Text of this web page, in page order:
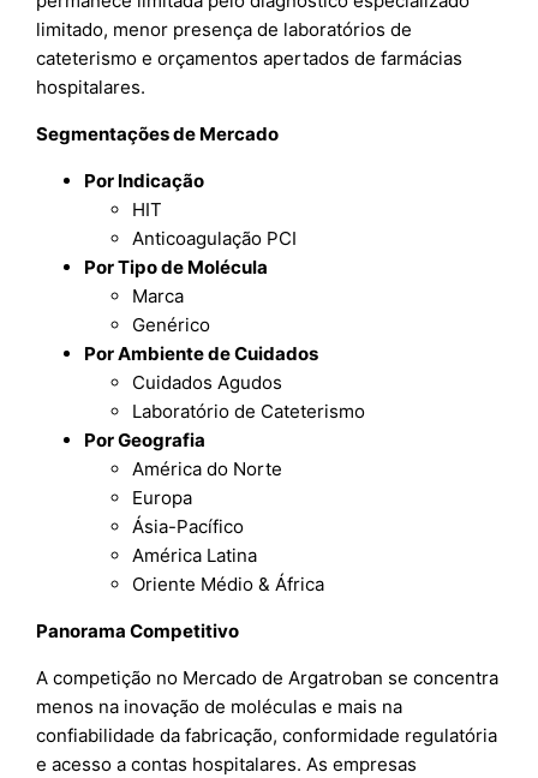
limitado, menor presença de laboratórios de
cateterismo e orçamentos apertados de farmácias
hospitalares.
Segmentações de Mercado
Por Indicação
HIT
Anticoagulação PCI
Por Tipo de Molécula
Marca
Genérico
Por Ambiente de Cuidados
Cuidados Agudos
Laboratório de Cateterismo
Por Geografia
América do Norte
Europa
Ásia-Pacífico
América Latina
Oriente Médio & África
Panorama Competitivo
A competição no Mercado de Argatroban se concentra
menos na inovação de moléculas e mais na
confiabilidade da fabricação, conformidade regulatória
e acesso a contas hospitalares. As empresas